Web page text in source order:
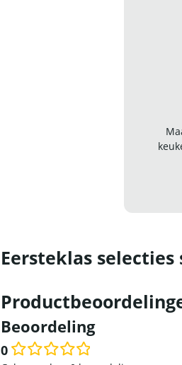
Eersteklas
Beoordeling
0